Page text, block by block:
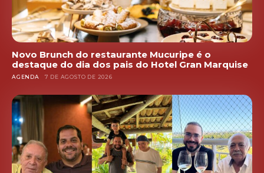
Novo Brunch do restaurante Mucuripe é o
destaque do dia dos pais do Hotel Gran Marquise
AGENDA 7 DE AGOSTO DE 2026